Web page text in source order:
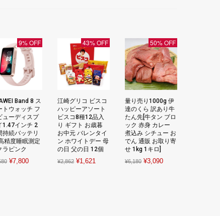
9% OFF
Band 8 ス
トウォッチ フ
ューディスプ
1.47インチ 2
持続バッテリ
精度睡眠測定
ラピンク
Original
¥7,800Current
43% OFF
江崎グリコ ビスコ
ハッピーアソート
ビスコ8種12品入
り ギフト お歳暮
お中元 バレンタイ
ン ホワイトデー 母
の日 父の日 12個
¥2,862 Original
¥1,621
50% OFF
量り売り1000g 伊
達のくら 訳あり牛
たん先[牛タン ブロ
ック 赤身 カレー
煮込み シチュー お
でん 通販 お取り寄
せ 1kg 1キロ]
¥6,180 Original
¥3,090Current